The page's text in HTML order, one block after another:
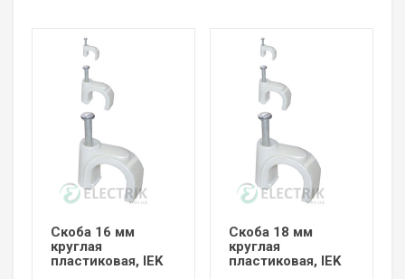
Скоба 16 мм
круглая
пластиковая, IEK
Скоба 18 мм
круглая
пластиковая, IEK